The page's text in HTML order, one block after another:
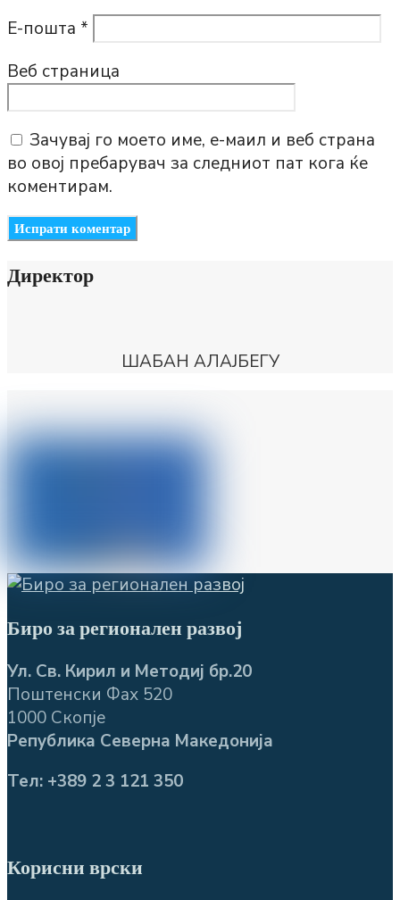
Е-пошта *
Веб страница
Зачувај го моето име, е-маил и веб страна
во овој пребарувач за следниот пат кога ќе
коментирам.
Директор
ШАБАН АЛАЈБЕГУ
Биро за регионален развој
Ул. Св. Кирил и Методиј бр.20
Поштенски Фах 520
1000 Скопје
Република Северна Македонија
Тел: +389 2 3 121 350
Корисни врски